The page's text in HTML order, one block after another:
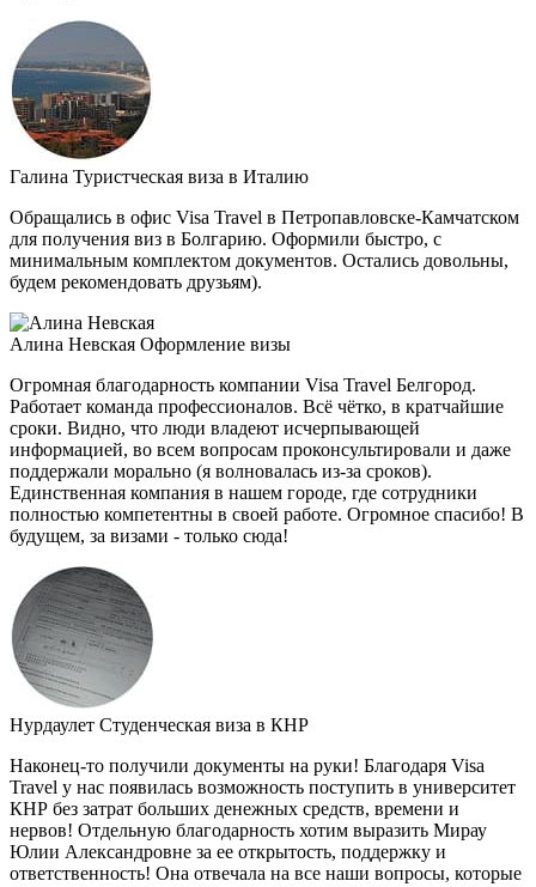
Галина Туристческая виза в Италию
Обращались в офис Visa Travel в Петропавловске-Камчатском
для получения виз в Болгарию. Оформили быстро, с
минимальным комплектом документов. Остались довольны,
будем рекомендовать друзьям).
Алина Невская Оформление визы
Огромная благодарность компании Visa Travel Белгород.
Работает команда профессионалов. Всё чётко, в кратчайшие
сроки. Видно, что люди владеют исчерпывающей
информацией, во всем вопросам проконсультировали и даже
поддержали морально (я волновалась из-за сроков).
Единственная компания в нашем городе, где сотрудники
полностью компетентны в своей работе. Огромное спасибо! В
будущем, за визами - только сюда!
Нурдаулет Студенческая виза в КНР
Наконец-то получили документы на руки! Благодаря Visa
Travel у нас появилась возможность поступить в университет
КНР без затрат больших денежных средств, времени и
нервов! Отдельную благодарность хотим выразить Мирау
Юлии Александровне за ее открытость, поддержку и
ответственность! Она отвечала на все наши вопросы, которые